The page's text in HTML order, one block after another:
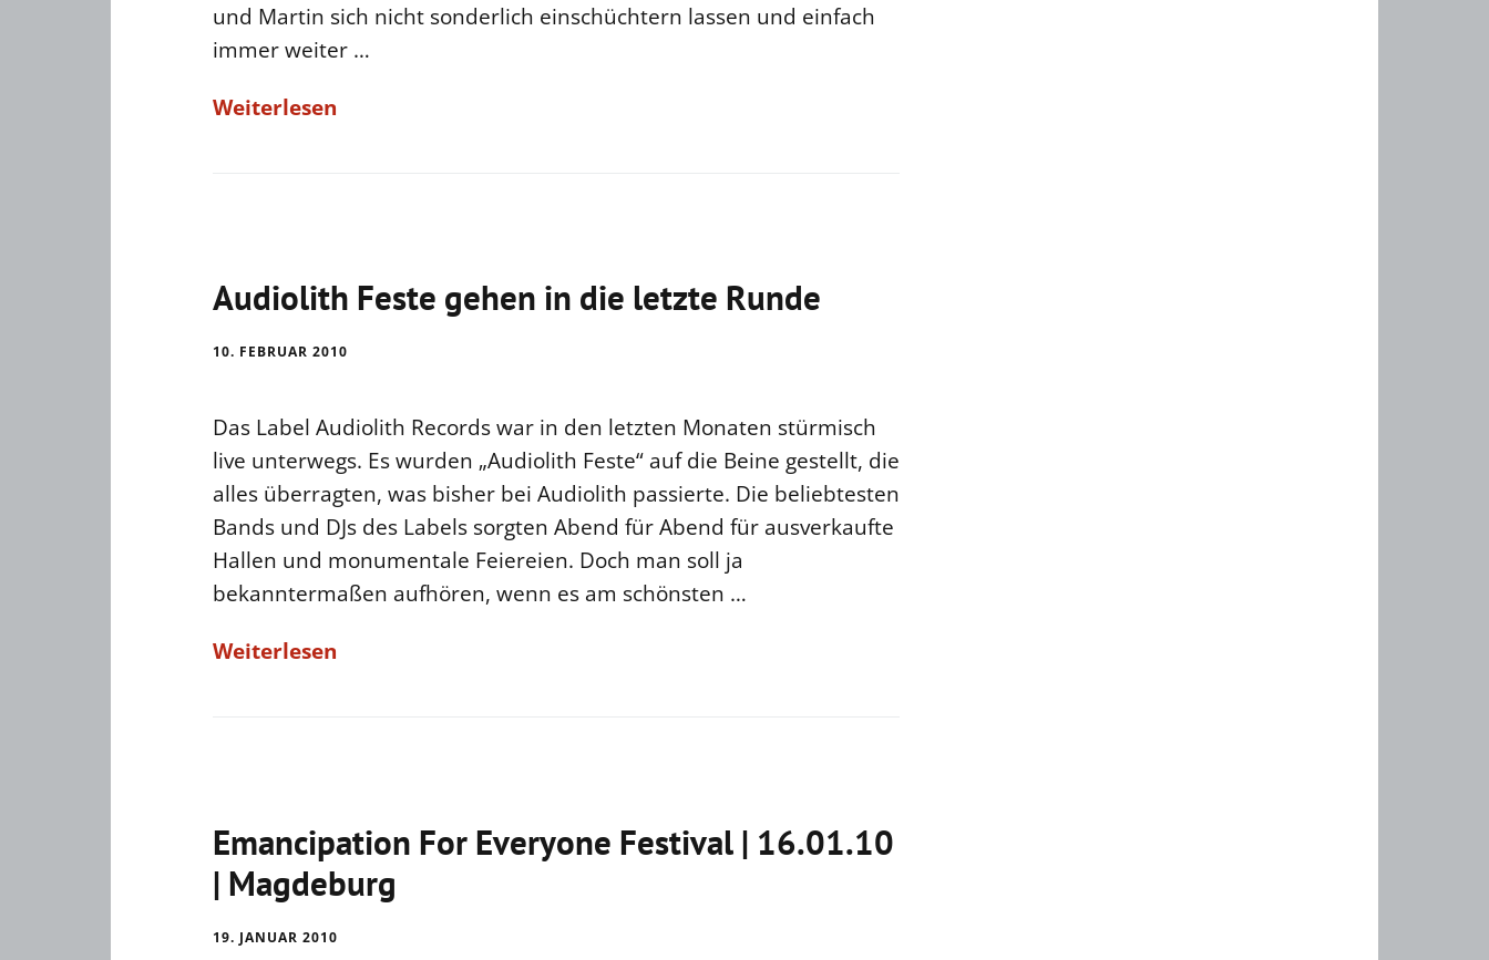
und Martin sich nicht sonderlich einschüchtern lassen und einfach
immer weiter …
Weiterlesen
Audiolith Feste gehen in die letzte Runde
10. FEBRUAR 2010
Das Label Audiolith Records war in den letzten Monaten stürmisch
live unterwegs. Es wurden „Audiolith Feste“ auf die Beine gestellt, die
alles überragten, was bisher bei Audiolith passierte. Die beliebtesten
Bands und DJs des Labels sorgten Abend für Abend für ausverkaufte
Hallen und monumentale Feiereien. Doch man soll ja
bekanntermaßen aufhören, wenn es am schönsten …
Weiterlesen
Emancipation For Everyone Festival | 16.01.10
| Magdeburg
19. JANUAR 2010